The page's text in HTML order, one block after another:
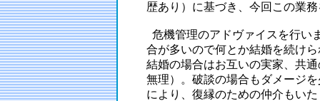
歴あり）に基づき、今回この業
危機管理のアドヴァイスを行い
合が多いので何とか結婚を続け
結婚の場合はお互いの実家、共
無理）。破談の場合もダメージ
により、復縁のための仲介もい